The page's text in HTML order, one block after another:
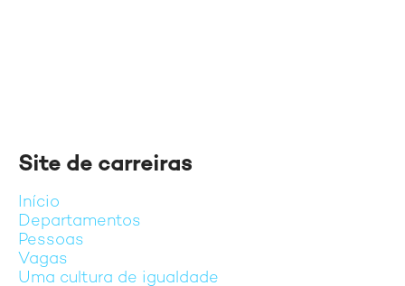
Site de carreiras
Início
Departamentos
Pessoas
Vagas
Uma cultura de igualdade